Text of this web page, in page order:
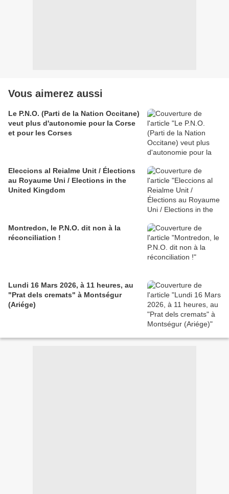
Vous aimerez aussi
Le P.N.O. (Parti de la Nation Occitane)
veut plus d'autonomie pour la Corse
et pour les Corses
Eleccions al Reialme Unit / Élections
au Royaume Uni / Elections in the
United Kingdom
Montredon, le P.N.O. dit non à la
réconciliation !
Lundi 16 Mars 2026, à 11 heures, au
"Prat dels cremats" à Montségur
(Ariége)